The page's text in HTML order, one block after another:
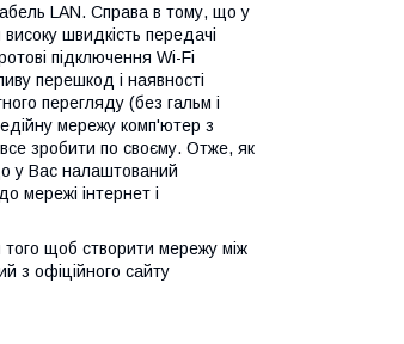
LAN. Справа в тому, що у
швидкість передачі
підключення Wi-Fi
перешкод і наявності
перегляду (без гальм і
мережу комп'ютер з
зробити по своєму. Отже, як
у Вас налаштований
мережі інтернет і
щоб створити мережу між
з офіційного сайту